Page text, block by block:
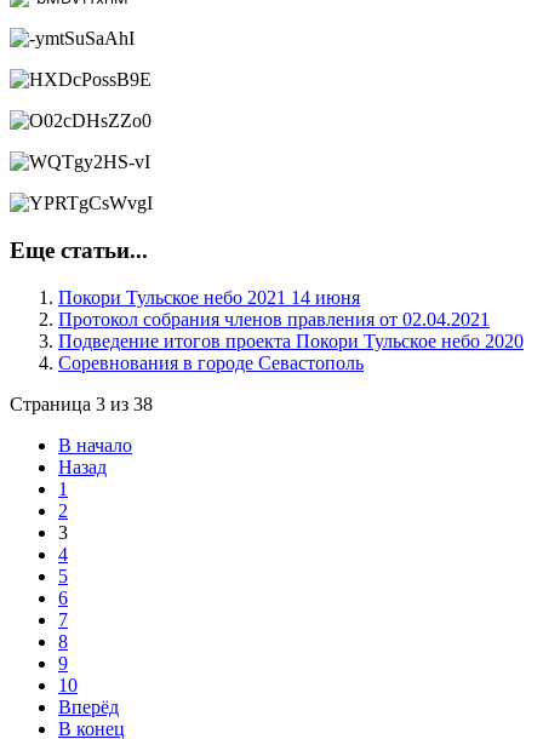
Еще статьи...
Покори Тульское небо 2021 14 июня
Протокол собрания членов правления от 02.04.2021
Подведение итогов проекта Покори Тульское небо 2020
Соревнования в городе Севастополь
Страница 3 из 38
В начало
Назад
1
2
3
4
5
6
7
8
9
10
Вперёд
В конец